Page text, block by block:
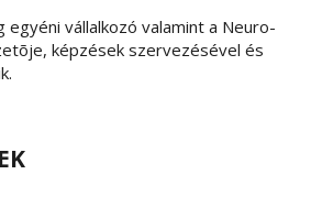
egyéni vállalkozó valamint a Neuro-
képzések szervezésével és